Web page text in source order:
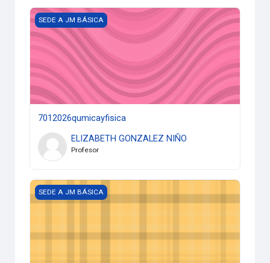
7012026qumicayfisica
SEDE A JM BÁSICA
7012026qumicayfisica
ELIZABETH GONZALEZ NIÑO
Profesor
8022026quimicayfisica
SEDE A JM BÁSICA